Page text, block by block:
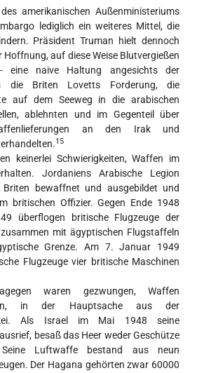
amerikanischen Außenministeriums
lediglich ein weiteres Mittel, die
Präsident Truman hielt dennoch
Hoffnung, auf diese Weise Blutvergießen
eine naive Haltung angesichts der
die Briten Lovetts Forderung, die
auf dem Seeweg in die arabischen
ablehnten und im Gegenteil über
an den Irak und
15
keinerlei Schwierigkeiten, Waffen im
Jordaniens Arabische Legion
bewaffnet und ausgebildet und
britischen Offizier. Gegen Ende 1948
überflogen britische Flugzeuge der
mit ägyptischen Flugstaffeln
Grenze. Am 7. Januar 1949
Flugzeuge vier britische Maschinen
waren gezwungen, Waffen
in der Hauptsache aus der
Als Israel im Mai 1948 seine
besaß das Heer weder Geschütze
Luftwaffe bestand aus neun
Der Hagana gehörten zwar 60000